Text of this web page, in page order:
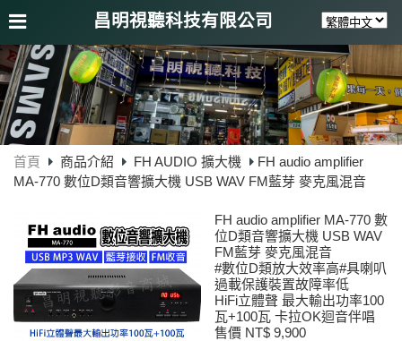
昌明視聽科技有限公司
首頁 商品介紹 FH AUDIO 擴大機
FH audio amplifier
MA-770 數位D類音響擴大機 USB WAV FM藍芽 麥克風混音
FH audio amplifier MA-770 數
位D類音響擴大機 USB WAV
FM藍芽 麥克風混音
#數位D類放大效率高#具喇叭
過載保護裝置故障率低
HiFi立體聲 最大輸出功率100
瓦+100瓦 卡拉OK迴音伴唱
售價 NT$ 9,900